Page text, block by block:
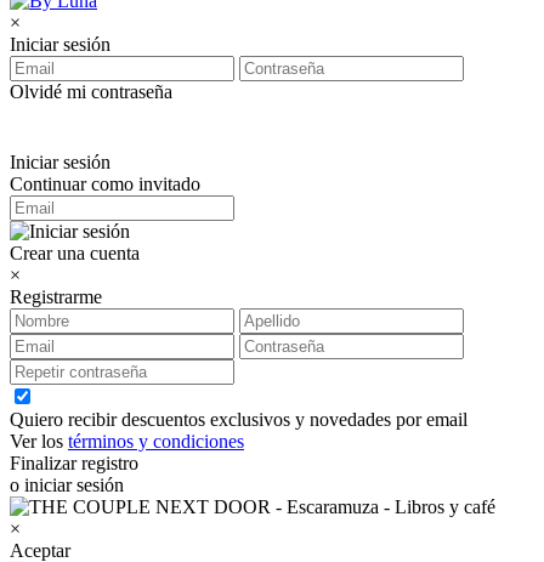
×
Iniciar sesión
Olvidé mi contraseña
Iniciar sesión
Continuar como invitado
Crear una cuenta
×
Registrarme
Quiero recibir descuentos exclusivos y novedades por email
Ver los términos y condiciones
Finalizar registro
o iniciar sesión
×
Aceptar